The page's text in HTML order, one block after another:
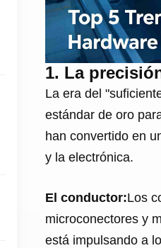
1. La
La era del
estándar de oro
han convertido en
y la electrónica.
El conductor:Los
microconectores y
está impulsando a